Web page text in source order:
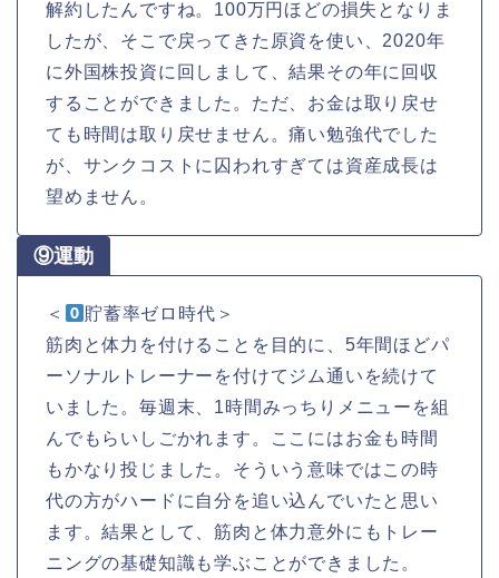
解約したんですね。100万円ほどの損失となりま
したが、そこで戻ってきた原資を使い、2020年
に外国株投資に回しまして、結果その年に回収
することができました。ただ、お金は取り戻せ
ても時間は取り戻せません。痛い勉強代でした
が、サンクコストに囚われすぎては資産成長は
望めません。
⑨運動
＜
貯蓄率ゼロ時代＞
筋肉と体力を付けることを目的に、5年間ほどパ
ーソナルトレーナーを付けてジム通いを続けて
いました。毎週末、1時間みっちりメニューを組
んでもらいしごかれます。ここにはお金も時間
もかなり投じました。そういう意味ではこの時
代の方がハードに自分を追い込んでいたと思い
ます。結果として、筋肉と体力意外にもトレー
ニングの基礎知識も学ぶことができました。